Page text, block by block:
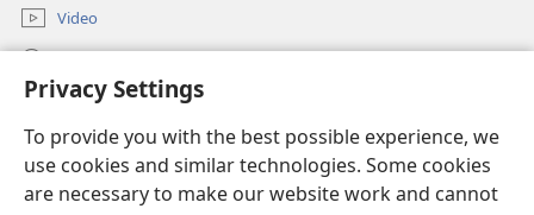
Privacy Settings
To provide you with the best possible experience, we
use cookies and similar technologies. Some cookies
are necessary to make our website work and cannot
Video
(opens
window)Watchtower BIBLIOTHEEK ONLINE
(opens